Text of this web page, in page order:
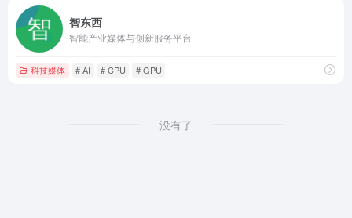
智东西
智能产业媒体与创新服务平台
科技媒体 # AI # CPU # GPU
没有了